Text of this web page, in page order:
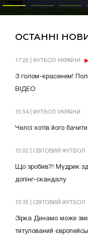
ОСТАННІ
17:20 | ФУТБОЛ УКРАЇНИ
З голом-красенем!
ВІДЕО
15:54 | ФУТБОЛ УКРАЇНИ
Челсі хотів його
15:02 | СВІТОВИЙ ФУТБОЛ
Що зробив?! Мудрик
допінг-скандалу
13:35 | СВІТОВИЙ ФУТБОЛ
Зірка Динамо може
титулований